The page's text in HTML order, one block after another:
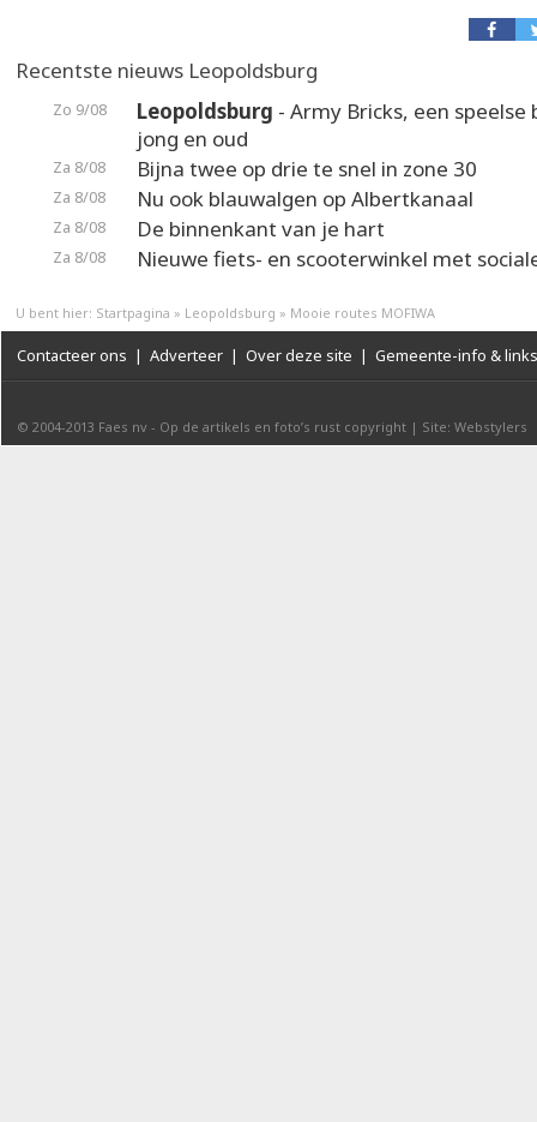
Recentste nieuws Leopoldsburg
Zo 9/08 Leopoldsburg - Army Bricks, een speelse
jong en oud
Za 8/08 Bijna twee op drie te snel in zone 30
Za 8/08 Nu ook blauwalgen op Albertkanaal
Za 8/08 De binnenkant van je hart
Za 8/08 Nieuwe fiets- en scooterwinkel met
U bent hier: Startpagina » Leopoldsburg » Mooie routes MOFIWA
Contacteer ons | Adverteer | Over deze site | Gemeente-info & links
© 2004-2013 Faes nv - Op de artikels en foto’s rust copyright | Site: Webstylers